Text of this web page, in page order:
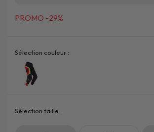
PROMO -29%
Sélection couleur :
Sélection taille :